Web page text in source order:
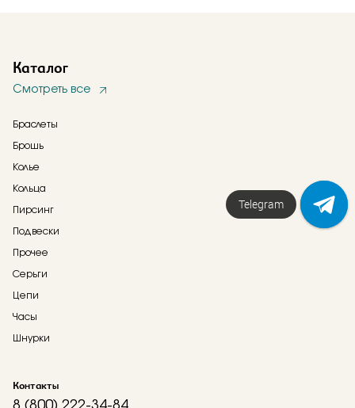
Каталог
Смотреть все
Браслеты
Брошь
Колье
Кольца
Пирсинг
Подвески
Прочее
Серьги
Цепи
Часы
Шнурки
Контакты
Telegram